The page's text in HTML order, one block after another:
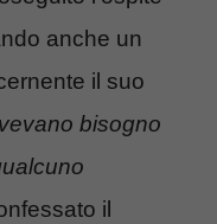
anche un
il suo
bisogno
il